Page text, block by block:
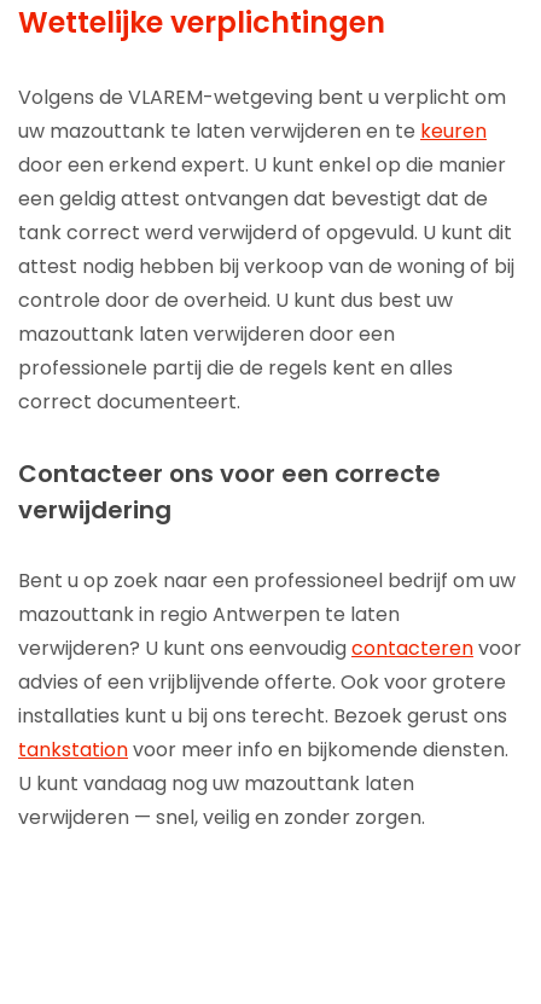
Wettelijke verplichtingen
Volgens de VLAREM-wetgeving bent u verplicht om
uw mazouttank te laten verwijderen en te keuren
door een erkend expert. U kunt enkel op die manier
een geldig attest ontvangen dat bevestigt dat de
tank correct werd verwijderd of opgevuld. U kunt dit
attest nodig hebben bij verkoop van de woning of bij
controle door de overheid. U kunt dus best uw
mazouttank laten verwijderen door een
professionele partij die de regels kent en alles
correct documenteert.
Contacteer ons voor een correcte
verwijdering
Bent u op zoek naar een professioneel bedrijf om uw
mazouttank in regio Antwerpen te laten
verwijderen? U kunt ons eenvoudigcontacterenvoor
advies of een vrijblijvende offerte. Ook voor grotere
installaties kunt u bij ons terecht. Bezoek gerust ons
tankstationvoor meer info en bijkomende diensten.
U kunt vandaag nog uw mazouttank laten
verwijderen — snel, veilig en zonder zorgen.